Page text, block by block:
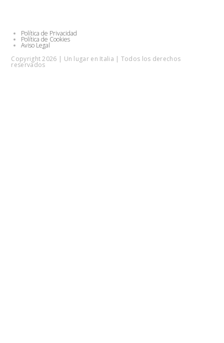
Política de Privacidad
Política de Cookies
Aviso Legal
Copyright 2026 | Un lugar en Italia | Todos los derechos
reservados